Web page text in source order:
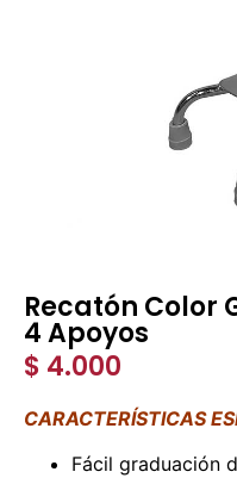
Recatón Color
4 Apoyos
$ 4.000
CARACTERÍSTICAS
Fácil graduación